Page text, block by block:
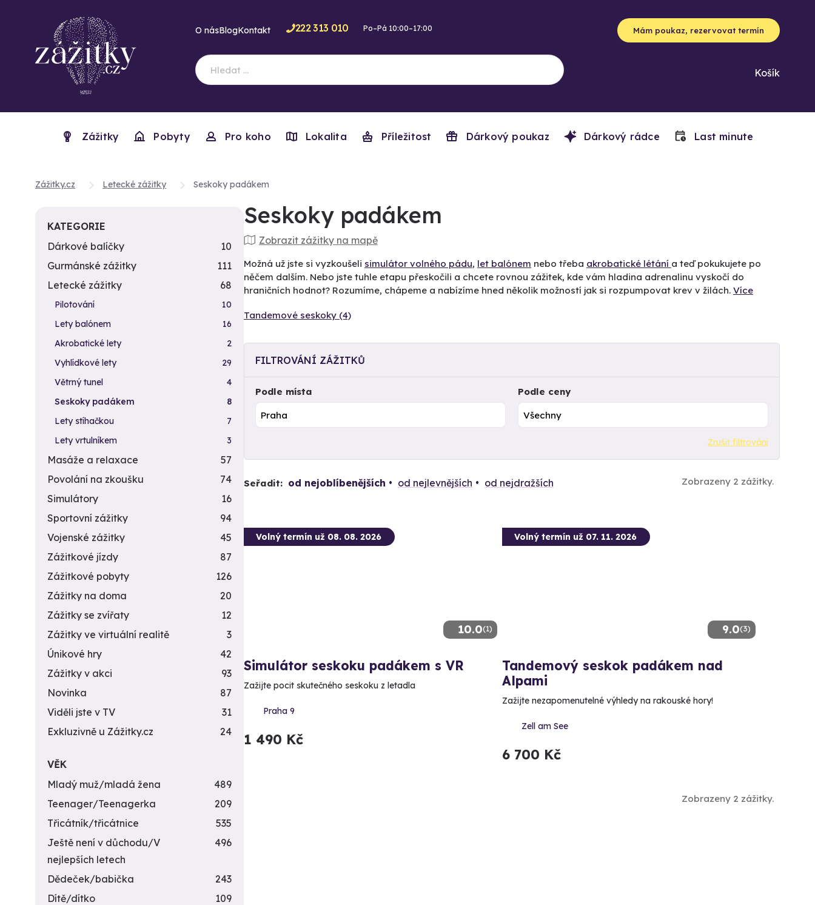
O násBlogKontakt 222 313 010 Po–Pá 10:00–17:00 Mám poukaz, rezervovat termín
Košík
Zážitky Pobyty Pro koho Lokalita Příležitost Dárkový poukaz Dárkový rádce Last minute
Zážitky.cz Letecké zážitky Seskoky padákem
Seskoky padákem
Zobrazit zážitky na mapě
Možná už jste si vyzkoušeli simulátor volného pádu, let balónem nebo třeba akrobatické létání a teď pokukujete po
něčem dalším. Nebo jste tuhle etapu přeskočili a chcete rovnou zážitek, kde vám hladina adrenalinu vyskočí do
hraničních hodnot? Rozumíme, chápeme a nabízíme hned několik možností jak si rozpumpovat krev v žilách. Více
Tandemové seskoky (4)
FILTROVÁNÍ ZÁŽITKŮ
Podle místa Podle ceny
Zrušit filtrování
Seřadit: od nejoblíbenějších od nejlevnějších od nejdražších Zobrazeny 2 zážitky.
10.0(1)
Volný termín už 08. 08. 2026
Simulátor seskoku padákem s VR
Zažijte pocit skutečného seskoku z letadla
Praha 9
1 490 Kč
9.0(3)
Volný termín už 07. 11. 2026
Tandemový seskok padákem nad
Alpami
Zažijte nezapomenutelné výhledy na rakouské hory!
Zell am See
6 700 Kč
Zobrazeny 2 zážitky.
KATEGORIE
Dárkové balíčky
10
Gurmánské zážitky
111
Letecké zážitky
68
Pilotování
10
Lety balónem
16
Akrobatické lety
2
Vyhlídkové lety
29
Větrný tunel
4
Seskoky padákem
8
Lety stíhačkou
7
Lety vrtulníkem
3
Masáže a relaxace
57
Povolání na zkoušku
74
Simulátory
16
Sportovní zážitky
94
Vojenské zážitky
45
Zážitkové jízdy
87
Zážitkové pobyty
126
Zážitky na doma
20
Zážitky se zvířaty
12
Zážitky ve virtuální realitě
3
Únikové hry
42
Zážitky v akci
93
Novinka
87
Viděli jste v TV
31
Exkluzivně u Zážitky.cz
24
VĚK
Mladý muž/mladá žena
489
Teenager/Teenagerka
209
Třicátník/třicátnice
535
Ještě není v důchodu/V
nejlepších letech
496
Dědeček/babička
243
Dítě/dítko
109